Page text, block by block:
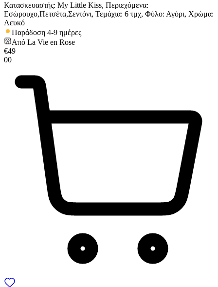
Κατασκευαστής: My Little Kiss, Περιεχόμενα:
Εσώρουχο,Πετσέτα,Σεντόνι, Τεμάχια: 6 τμχ, Φύλο: Αγόρι, Χρώμα:
Λευκό
Παράδοση 4-9 ημέρες
Από La Vie en Rose
€49
00